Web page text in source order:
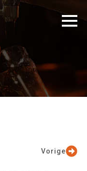
Vorige